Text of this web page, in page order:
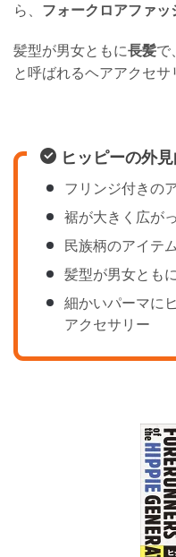
ら、 フォークロアファッ
髪型が男女ともに長髪で
と呼ばれるヘアアクセサ
ヒッピーの外
フリンジ付きの
裾が大きく広が
民族柄のアイテ
髪型が男女とも
細かいパーマに
アクセサリー